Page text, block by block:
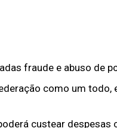
fraude e abuso de
como um todo,
custear despesas